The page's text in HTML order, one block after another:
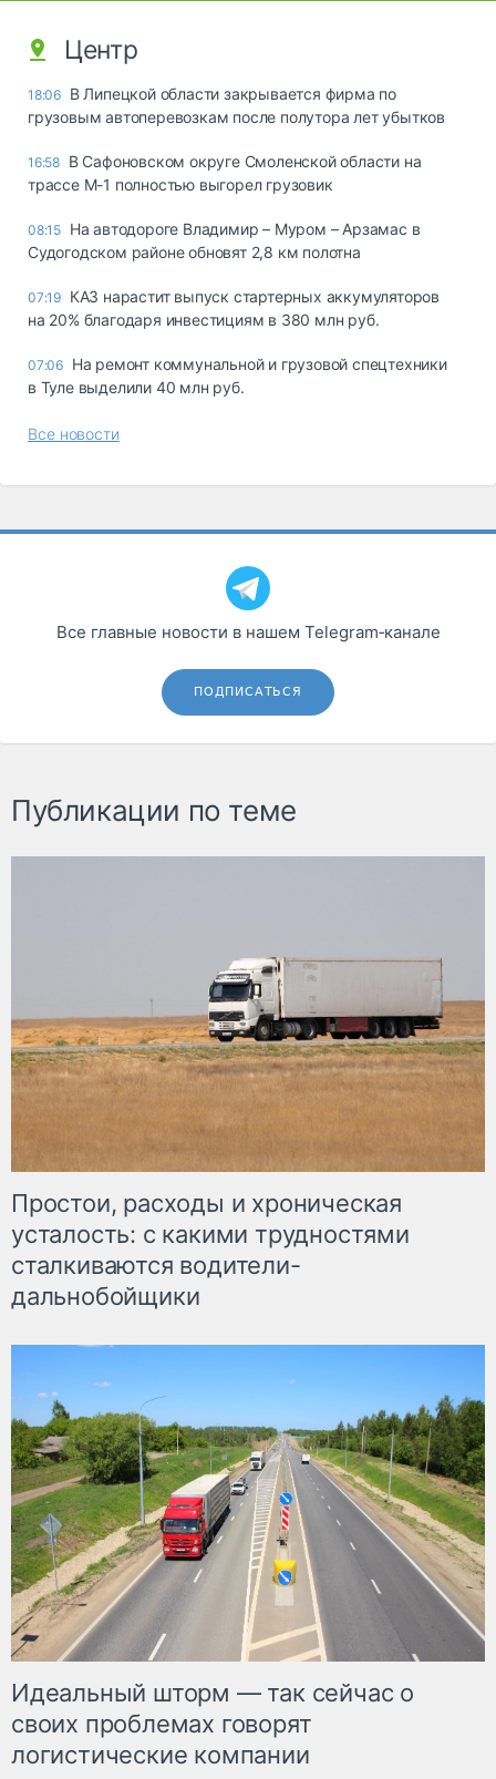
Центр
18:06 В Липецкой области закрывается фирма по
грузовым автоперевозкам после полутора лет убытков
16:58 В Сафоновском округе Смоленской области на
трассе М-1 полностью выгорел грузовик
08:15 На автодороге Владимир – Муром – Арзамас в
Судогодском районе обновят 2,8 км полотна
07:19 КАЗ нарастит выпуск стартерных аккумуляторов
на 20% благодаря инвестициям в 380 млн руб.
07:06 На ремонт коммунальной и грузовой спецтехники
в Туле выделили 40 млн руб.
Все новости
Все главные новости в нашем Telegram‑канале
ПОДПИСАТЬСЯ
Публикации по теме
Простои, расходы и хроническая
усталость: с какими трудностями
сталкиваются водители-
дальнобойщики
Идеальный шторм — так сейчас о
своих проблемах говорят
логистические компании